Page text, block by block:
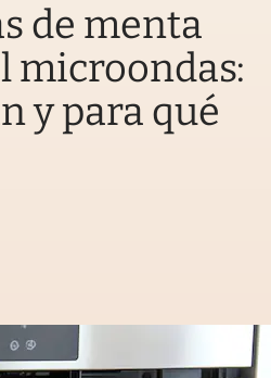
de menta
microondas:
y para qué